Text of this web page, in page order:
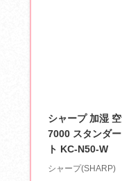
シャープ 加湿
7000 スタンダ
ト KC-N50-W
シャープ(SHARP)